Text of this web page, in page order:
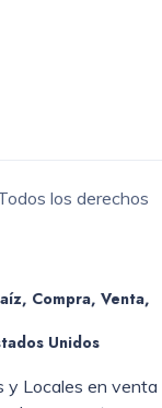
los derechos
Compra, Venta,
Unidos
y Locales en venta